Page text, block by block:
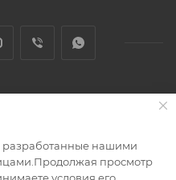
нашими
просмотр